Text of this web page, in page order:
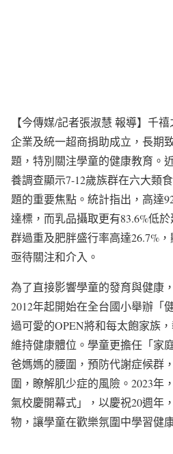
【今傳媒/記者張淑慧 報導】千
企業及統一超商捐助成立，長期
題，特別關注學童的健康教育。
養調查顯示7-12歲族群在六大類
題的重要焦點。統計指出，高達
達標，而乳品攝取更有83.6%低
群過重及肥胖盛行率高達26.7%
亟待關注和介入。
為了直接影響學童的發育與健康
2012年起開始在全台國小舉辦「
過可愛的OPEN將和每太飽家族
維持健康體位。學童更擔任「家
爸媽媽的腰圍，預防代謝症候群
圍，瞭解肌少症的風險。2023年
氣校慶開幕式」，以慶祝20週年
物，讓學童在歡樂氛圍中學習健